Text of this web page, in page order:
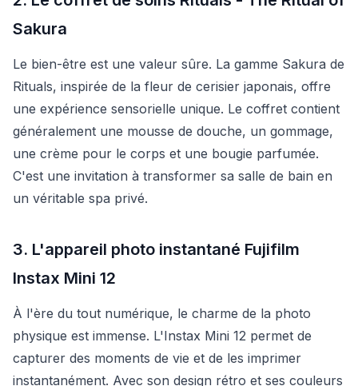
Sakura
Le bien-être est une valeur sûre. La gamme Sakura de
Rituals, inspirée de la fleur de cerisier japonais, offre
une expérience sensorielle unique. Le coffret contient
généralement une mousse de douche, un gommage,
une crème pour le corps et une bougie parfumée.
C'est une invitation à transformer sa salle de bain en
un véritable spa privé.
3. L'appareil photo instantané Fujifilm
Instax Mini 12
À l'ère du tout numérique, le charme de la photo
physique est immense. L'Instax Mini 12 permet de
capturer des moments de vie et de les imprimer
instantanément. Avec son design rétro et ses couleurs